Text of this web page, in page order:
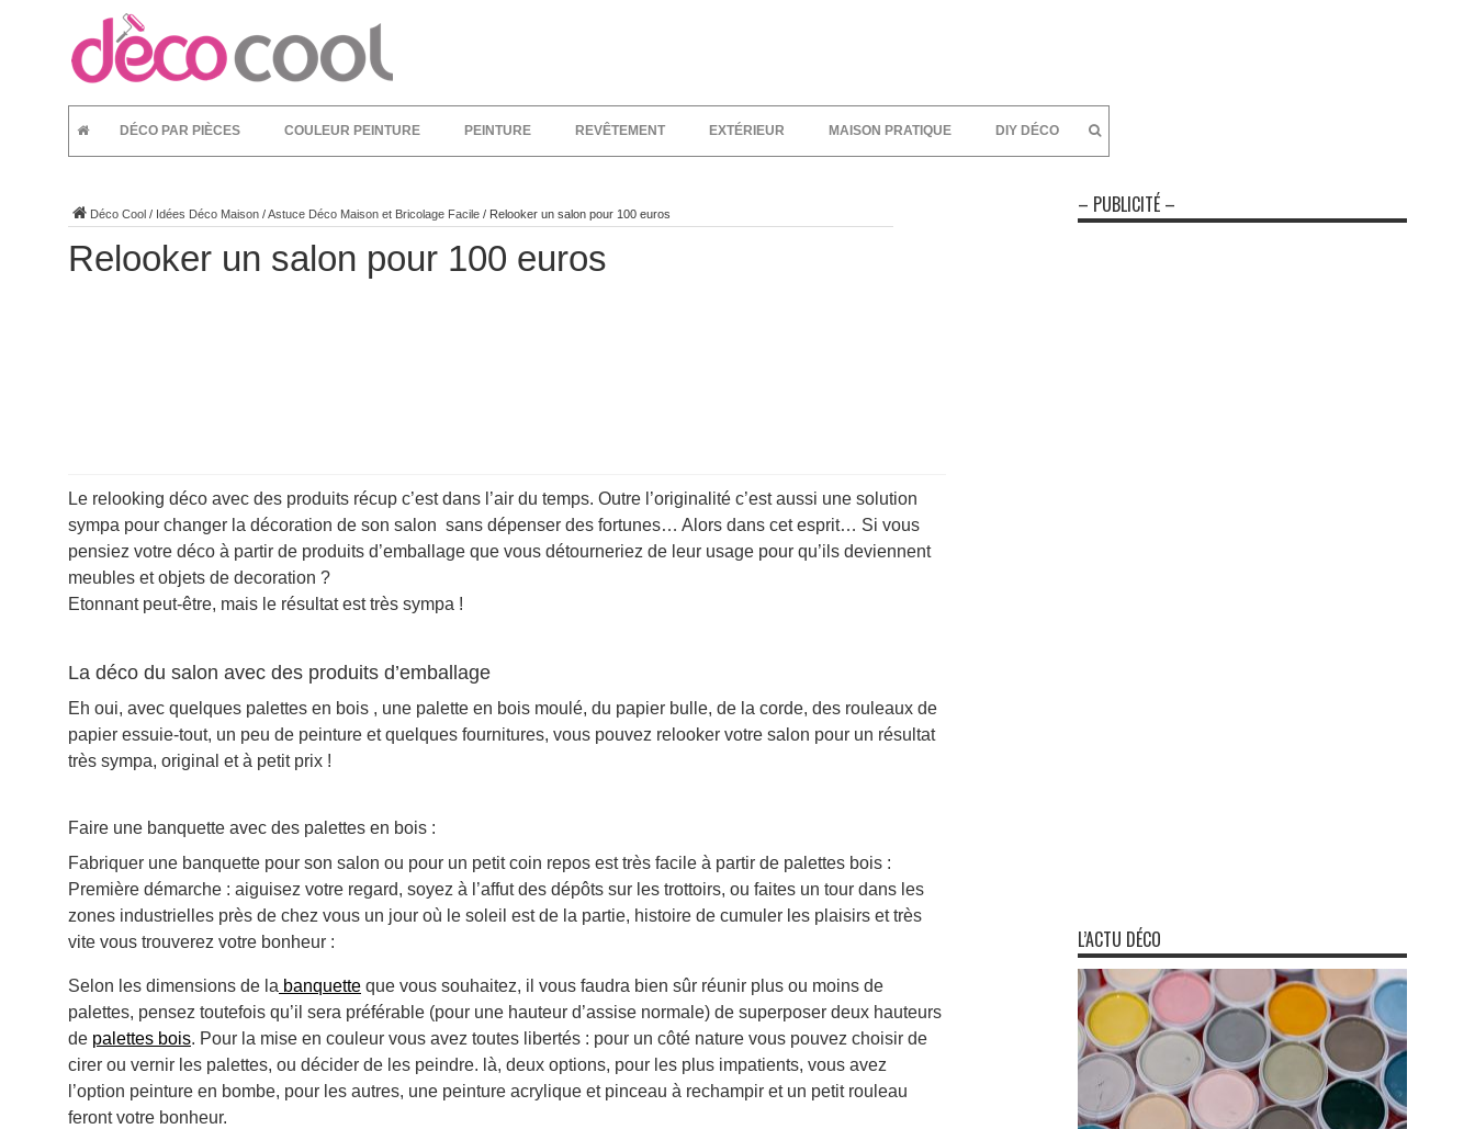
DÉCO PAR PIÈCES COULEUR PEINTURE PEINTURE REVÊTEMENT EXTÉRIEUR MAISON PRATIQUE DIY DÉCO
Déco Cool / Idées Déco Maison /Astuce Déco Maison et Bricolage Facile / Relooker un salon pour 100 euros
Relooker un salon pour 100 euros
Le relooking déco avec des produits récup c’est dans l’air du temps. Outre l’originalité c’est aussi une solution
sympa pour changer la décoration de son salon sans dépenser des fortunes… Alors dans cet esprit… Si vous
pensiez votre déco à partir de produits d’emballage que vous détourneriez de leur usage pour qu’ils deviennent
meubles et objets de decoration ?
Etonnant peut-être, mais le résultat est très sympa !
La déco du salon avec des produits d’emballage
Eh oui, avec quelques palettes en bois , une palette en bois moulé, du papier bulle, de la corde, des rouleaux de
papier essuie-tout, un peu de peinture et quelques fournitures, vous pouvez relooker votre salon pour un résultat
très sympa, original et à petit prix !
Faire une banquette avec des palettes en bois :
Fabriquer une banquette pour son salon ou pour un petit coin repos est très facile à partir de palettes bois :
Première démarche : aiguisez votre regard, soyez à l’affut des dépôts sur les trottoirs, ou faites un tour dans les
zones industrielles près de chez vous un jour où le soleil est de la partie, histoire de cumuler les plaisirs et très
vite vous trouverez votre bonheur :
Selon les dimensions de la banquette que vous souhaitez, il vous faudra bien sûr réunir plus ou moins de
palettes, pensez toutefois qu’il sera préférable (pour une hauteur d’assise normale) de superposer deux hauteurs
de palettes bois. Pour la mise en couleur vous avez toutes libertés : pour un côté nature vous pouvez choisir de
cirer ou vernir les palettes, ou décider de les peindre. là, deux options, pour les plus impatients, vous avez
l’option peinture en bombe, pour les autres, une peinture acrylique et pinceau à rechampir et un petit rouleau
feront votre bonheur.
– PUBLICITÉ –
L’ACTU DÉCO